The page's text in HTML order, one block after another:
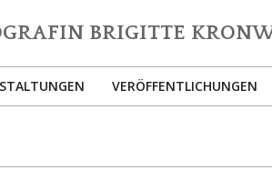
Primary
VERÖFFENTLICHUNGEN